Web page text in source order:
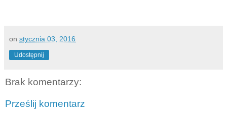
on stycznia 03, 2016
Udostępnij
Brak komentarzy:
Prześlij komentarz